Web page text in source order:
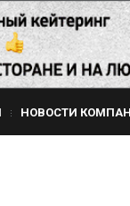
НОВОСТИ